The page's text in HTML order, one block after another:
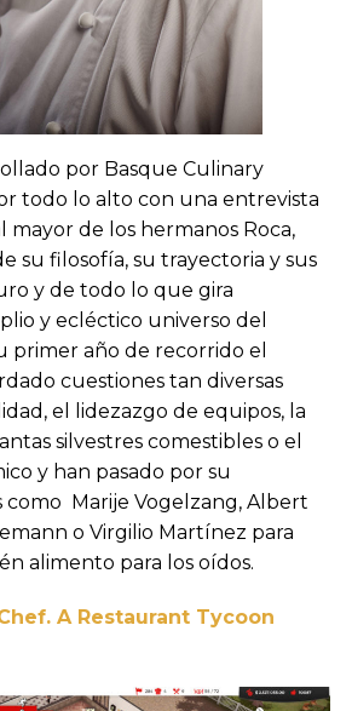
por Basque Culinary
todo lo alto con una entrevista
de los hermanos Roca,
su filosofía, su trayectoria y sus
y de todo lo que gira
y ecléctico universo del
primer año de recorrido el
cuestiones tan diversas
el lidezazgo de equipos, la
silvestres comestibles o el
y han pasado por su
como Marije Vogelzang, Albert
o Virgilio Martínez para
alimento para los oídos.
A Restaurant Tycoon